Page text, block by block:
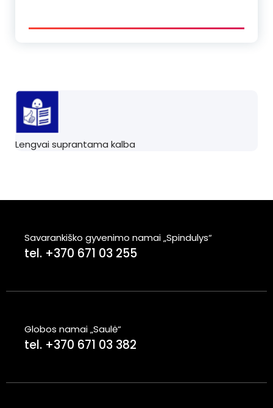
Lengvai suprantama kalba
Savarankiško gyvenimo namai „Spindulys“
tel. +370 671 03 255
Globos namai „Saulė“
tel. +370 671 03 382